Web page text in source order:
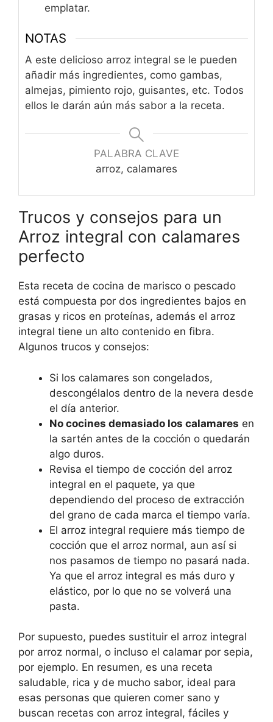
emplatar.
NOTAS
A este delicioso arroz integral se le pueden
añadir más ingredientes, como gambas,
almejas, pimiento rojo, guisantes, etc. Todos
ellos le darán aún más sabor a la receta.
PALABRA CLAVE
arroz, calamares
Trucos y consejos para un
Arroz integral con calamares
perfecto
Esta receta de cocina de marisco o pescado
está compuesta por dos ingredientes bajos en
grasas y ricos en proteínas, además el arroz
integral tiene un alto contenido en fibra.
Algunos trucos y consejos:
Si los calamares son congelados,
descongélalos dentro de la nevera desde
el día anterior.
No cocines demasiado los calamares en
la sartén antes de la cocción o quedarán
algo duros.
Revisa el tiempo de cocción del arroz
integral en el paquete, ya que
dependiendo del proceso de extracción
del grano de cada marca el tiempo varía.
El arroz integral requiere más tiempo de
cocción que el arroz normal, aun así si
nos pasamos de tiempo no pasará nada.
Ya que el arroz integral es más duro y
elástico, por lo que no se volverá una
pasta.
Por supuesto, puedes sustituir el arroz integral
por arroz normal, o incluso el calamar por sepia,
por ejemplo. En resumen, es una receta
saludable, rica y de mucho sabor, ideal para
esas personas que quieren comer sano y
buscan recetas con arroz integral, fáciles y